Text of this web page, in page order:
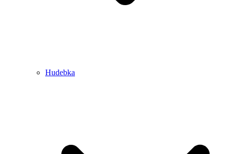
Hudebka